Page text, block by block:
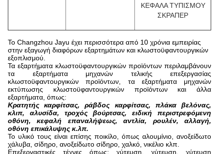
ΚΕΦΑΛΑ ΤΥΠΙΣΜΟΥ
ΣΚΡΑΠΕΡ
Το Changzhou Jayu έχει περισσότερα από 10 χρόνια εμπειρίας
στην εξαγωγή διαφόρων εξαρτημάτων και κλωστοϋφαντουργικών
εξοπλισμού.
Τα εξαρτήματα κλωστοϋφαντουργικών προϊόντων περιλαμβάνουν
τα εξαρτήματα μηχανών τελικής επεξεργασίας
κλωστοϋφαντουργικών προϊόντων, τα εξαρτήματα μηχανών
εκτύπωσης κλωστοϋφαντουργικών προϊόντων και άλλα
εξαρτήματα, όπως:
Κρατητής καρφίτσας, ράβδος καρφίτσας, πλάκα βελόνας,
κλιπ, αλυσίδα, τροχός βούρτσας, ειδική περιστρεφόμενη
οθόνη, κεφαλή επαναλήψεως, αντλία, ρουλέν, αλλαγή,
οθόνη επικάλυψης κ.λπ.
Το υλικό τους είναι επίσης ποικίλο, όπως αλουμίνιο, ανοξείδωτο
χάλυβα, σίδηρο, ανοξείδωτο σίδηρο, χαλκό, νικέλιο κλπ.
Επεξεργαστικές τέχνες όπως: χύτευση, χύτευση, χύτευση